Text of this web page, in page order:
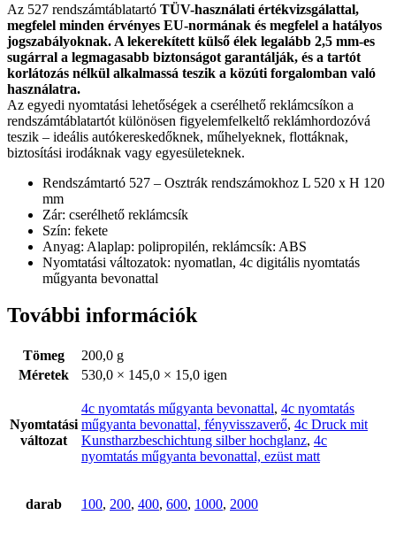
Az 527 rendszámtáblatartó TÜV-használati értékvizsgálattal,
megfelel minden érvényes EU-normának és megfelel a hatályos
jogszabályoknak. A lekerekített külső élek legalább 2,5 mm-es
sugárral a legmagasabb biztonságot garantálják, és a tartót
korlátozás nélkül alkalmassá teszik a közúti forgalomban való
használatra.
Az egyedi nyomtatási lehetőségek a cserélhető reklámcsíkon a
rendszámtáblatartót különösen figyelemfelkeltő reklámhordozóvá
teszik – ideális autókereskedőknek, műhelyeknek, flottáknak,
biztosítási irodáknak vagy egyesületeknek.
Rendszámtartó 527 – Osztrák rendszámokhoz L 520 x H 120
mm
Zár: cserélhető reklámcsík
Szín: fekete
Anyag: Alaplap: polipropilén, reklámcsík: ABS
Nyomtatási változatok: nyomatlan, 4c digitális nyomtatás
műgyanta bevonattal
További információk
Tömeg
200,0 g
Méretek
530,0 × 145,0 × 15,0 igen
Nyomtatási
változat
4c nyomtatás műgyanta bevonattal, 4c nyomtatás
műgyanta bevonattal, fényvisszaverő, 4c Druck mit
Kunstharzbeschichtung silber hochglanz, 4c
nyomtatás műgyanta bevonattal, ezüst matt
darab 100, 200, 400, 600, 1000, 2000